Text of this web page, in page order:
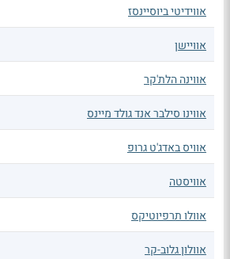
אווידיטי ביוסיינסז
אוויישן
אווינה הלת'קר
אווינו סילבר אנד גולד מיינס
אוויס באדג'ט גרופ
אוויסטה
אוולו תרפיוטיקס
אוולון גלוב-קר